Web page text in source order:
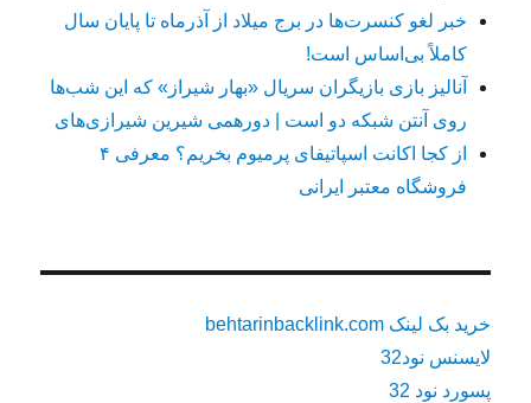
خبر لغو کنسرت‌ها در برج میلاد از آذرماه تا پایان سال
کاملاً بی‌اساس است!
آنالیز بازی بازیگران سریال «بهار شیراز» که این شب‌ها
روی آنتن شبکه دو است | دورهمی شیرین شیرازی‌های
از کجا اکانت اسپاتیفای پرمیوم بخریم؟ معرفی ۴
فروشگاه معتبر ایرانی
خرید بک لینک behtarinbacklink.com
لایسنس نود32
پسورد نود 32